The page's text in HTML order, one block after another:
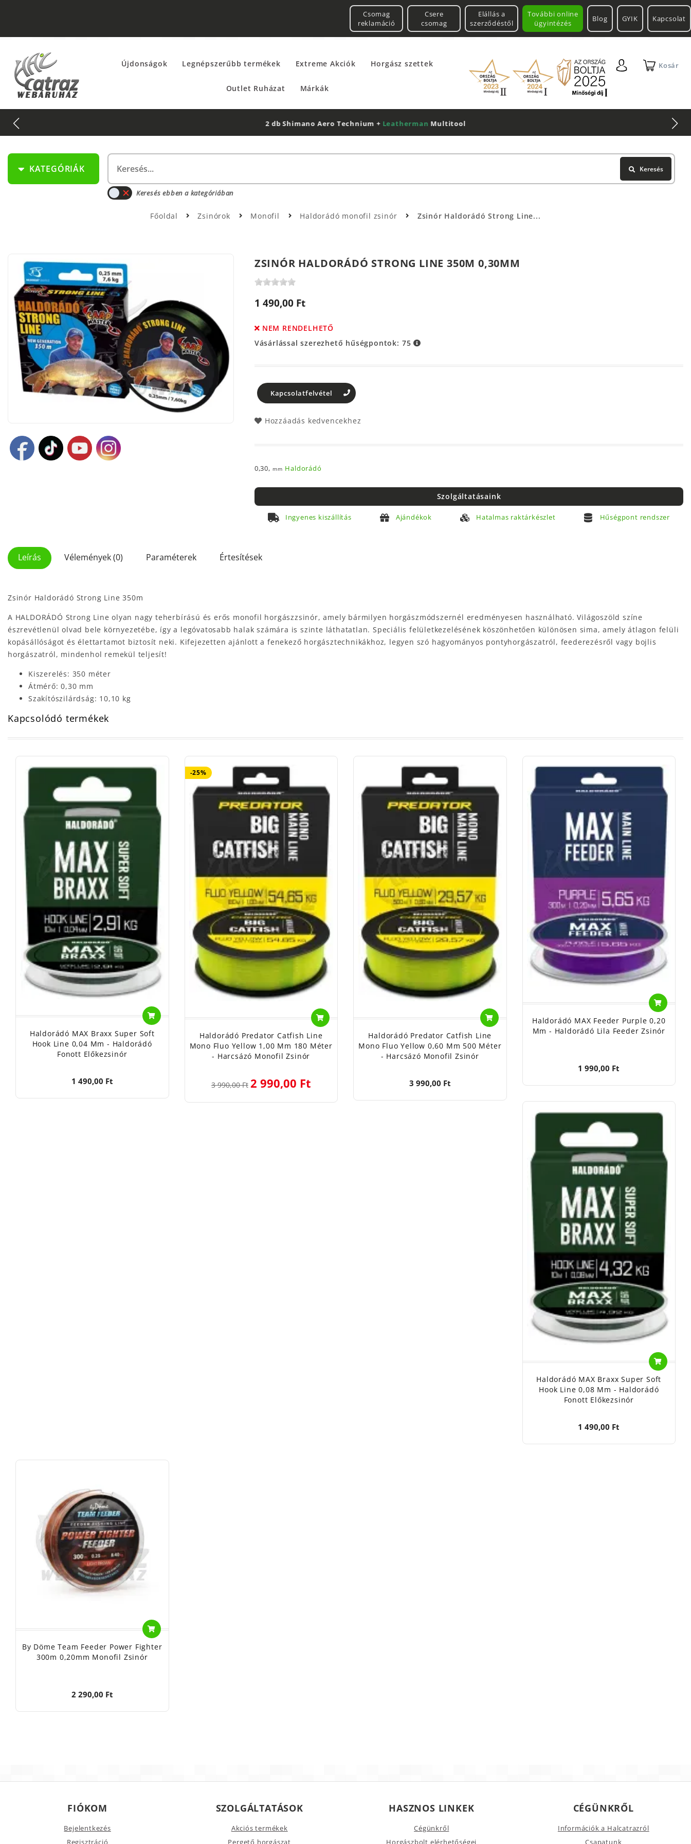
További online
ügyintézés
Csomag
reklamáció
Csere
csomag
Elállás a
szerződéstől
Blog GYIK Kapcsolat
Újdonságok Legnépszerűbb termékek Extreme Akciók Horgász szettek
Outlet Ruházat Márkák
Kosár
2 db Shimano Aero Technium +LeathermanMultitool
KATEGÓRIÁK Keresés
Keresés ebben a kategóriában
Főoldal Zsinórok Monofil Haldorádó monofil zsinór Zsinór Haldorádó Strong Line...
ZSINÓR HALDORÁDÓ STRONG LINE 350M 0,30MM
1 490,00 Ft
NEM RENDELHETŐ
Vásárlással szerezhető hűségpontok: 75
Kapcsolatfelvétel
Hozzáadás kedvencekhez
0,30, mm Haldorádó
Szolgáltatásaink
Ingyenes kiszállítás Ajándékok Hatalmas raktárkészlet Hűségpont rendszer
Leírás Vélemények (0) Paraméterek Értesítések
Zsinór Haldorádó Strong Line 350m
A HALDORÁDÓ Strong Line olyan nagy teherbírású és erős monofil horgászzsinór, amely bármilyen horgászmódszernél eredményesen használható. Világoszöld színe
észrevétlenül olvad bele környezetébe, így a legóvatosabb halak számára is szinte láthatatlan. Speciális felületkezelésének köszönhetően különösen sima, amely átlagon felüli
kopásállóságot és élettartamot biztosít neki. Kifejezetten ajánlott a fenekező horgásztechnikákhoz, legyen szó hagyományos pontyhorgászatról, feederezésről vagy bojlis
horgászatról, mindenhol remekül teljesít!
Kiszerelés: 350 méter
Átmérő: 0,30 mm
Szakítószilárdság: 10,10 kg
Kapcsolódó termékek
Haldorádó MAX Braxx Super Soft
Hook Line 0,04 Mm - Haldorádó
Fonott Előkezsinór
1 490,00 Ft
-25%
Haldorádó Predator Catfish Line
Mono Fluo Yellow 1,00 Mm 180 Méter
- Harcsázó Monofil Zsinór
3 990,00 Ft 2 990,00 Ft
Haldorádó Predator Catfish Line
Mono Fluo Yellow 0,60 Mm 500 Méter
- Harcsázó Monofil Zsinór
3 990,00 Ft
Haldorádó MAX Feeder Purple 0,20
Mm - Haldorádó Lila Feeder Zsinór
1 990,00 Ft
Haldorádó MAX Braxx Super Soft
Hook Line 0,08 Mm - Haldorádó
Fonott Előkezsinór
1 490,00 Ft
By Döme Team Feeder Power Fighter
300m 0,20mm Monofil Zsinór
2 290,00 Ft
FIÓKOM
Bejelentkezés
Regisztráció
SZOLGÁLTATÁSOK
Akciós termékek
Pergető horgászat
HASZNOS LINKEK
Cégünkről
Horgászbolt elérhetőségei
CÉGÜNKRŐL
Információk a Halcatrazról
Csapatunk